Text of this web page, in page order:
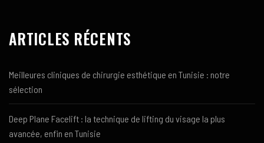
ARTICLES RÉCENTS
Meilleures cliniques de chirurgie esthétique en Tunisie : notre
sélection
Deep Plane Facelift : la technique de lifting du visage la plus
avancée, enfin en Tunisie